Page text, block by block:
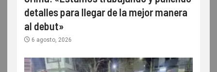
detalles para llegar de la mejor manera
al debut»
6 agosto, 2026